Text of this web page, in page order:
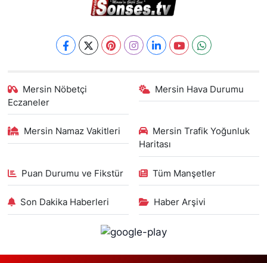
Mersin Nöbetçi
Eczaneler
Mersin Hava Durumu
Mersin Namaz Vakitleri
Mersin Trafik Yoğunluk
Haritası
Puan Durumu ve Fikstür Tüm Manşetler
Son Dakika Haberleri Haber Arşivi